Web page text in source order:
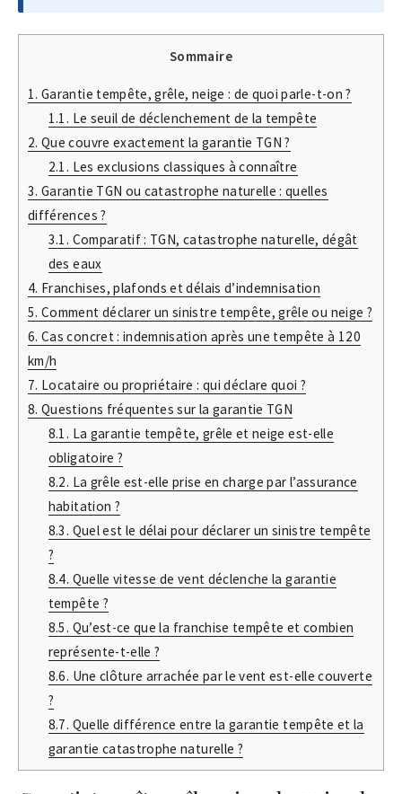
Sommaire
1. Garantie tempête, grêle, neige : de quoi parle-t-on ?
1.1. Le seuil de déclenchement de la tempête
2. Que couvre exactement la garantie TGN ?
2.1. Les exclusions classiques à connaître
3. Garantie TGN ou catastrophe naturelle : quelles
différences ?
3.1. Comparatif : TGN, catastrophe naturelle, dégât
des eaux
4. Franchises, plafonds et délais d’indemnisation
5. Comment déclarer un sinistre tempête, grêle ou neige ?
6. Cas concret : indemnisation après une tempête à 120
km/h
7. Locataire ou propriétaire : qui déclare quoi ?
8. Questions fréquentes sur la garantie TGN
8.1. La garantie tempête, grêle et neige est-elle
obligatoire ?
8.2. La grêle est-elle prise en charge par l’assurance
habitation ?
8.3. Quel est le délai pour déclarer un sinistre tempête
?
8.4. Quelle vitesse de vent déclenche la garantie
tempête ?
8.5. Qu’est-ce que la franchise tempête et combien
représente-t-elle ?
8.6. Une clôture arrachée par le vent est-elle couverte
?
8.7. Quelle différence entre la garantie tempête et la
garantie catastrophe naturelle ?